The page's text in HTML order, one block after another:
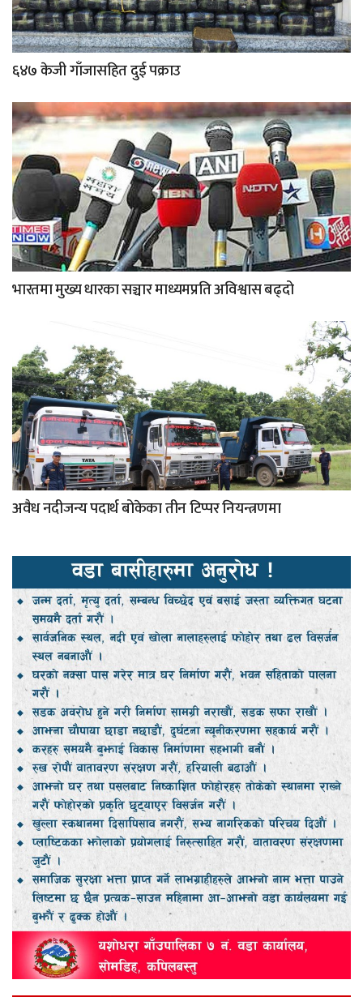
६४७ केजी गाँजासहित दुई पक्राउ
भारतमा मुख्य धारका सञ्चार माध्यमप्रति अविश्वास बढ्दो
अवैध नदीजन्य पदार्थ बोकेका तीन टिप्पर नियन्त्रणमा